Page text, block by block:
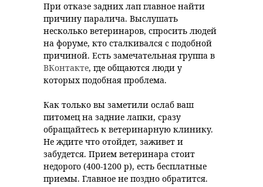
При отказе задних лап главное найти
причину паралича. Выслушать
несколько ветеринаров, спросить людей
на форуме, кто сталкивался с подобной
причиной. Есть замечательная группа в
ВКонтакте, где общаются люди у
которых подобная проблема.
Как только вы заметили ослаб ваш
питомец на задние лапки, сразу
обращайтесь к ветеринарную клинику.
Не ждите что отойдет, заживет и
забудется. Прием ветеринара стоит
недорого (400-1200 р), есть бесплатные
приемы. Главное не поздно обратится.